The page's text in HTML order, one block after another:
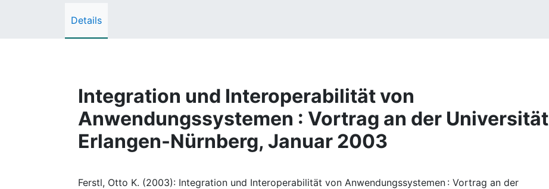
Details
Integration und Interoperabilität von
Anwendungssystemen : Vortrag an der Universität
Erlangen-Nürnberg, Januar 2003
Ferstl, Otto K. (2003): Integration und Interoperabilität von Anwendungssystemen : Vortrag an der